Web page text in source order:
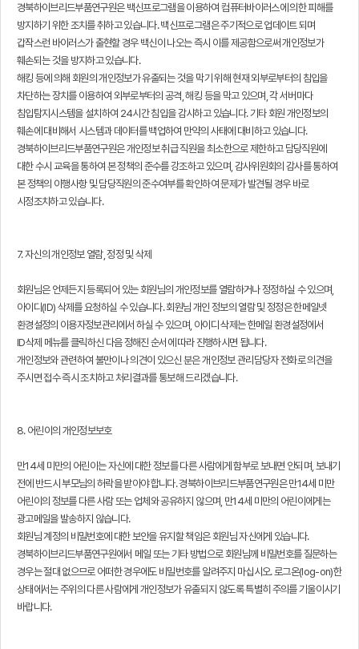
경북하이브리드부품연구원은 백신프로그램을 이용하여 컴퓨터바이러스에 의한 피해를
방지하기 위한 조치를 취하고 있습니다. 백신프로그램은 주기적으로 업데이트 되며
갑작스런 바이러스가 출현할 경우 백신이 나오는 즉시 이를 제공함으로써 개인정보가
훼손되는 것을 방지하고 있습니다.
해킹 등에 의해 회원의 개인정보가 유출되는 것을 막기 위해 현재 외부로부터의 침입을
차단하는 장치를 이용하여 외부로부터의 공격, 해킹 등을 막고 있으며, 각 서버마다
침입탐지시스템을 설치하여 24시간 침입을 감시하고 있습니다. 기타 회원 개인정보의
훼손에 대비해서 시스템과 데이터를 백업하여 만약의 사태에 대비하고 있습니다.
경북하이브리드부품연구원은 개인정보 취급 직원을 최소한으로 제한하고 담당직원에
대한 수시 교육을 통하여 본 정책의 준수를 강조하고 있으며, 감사위원회의 감사를 통하여
본 정책의 이행사항 및 담당직원의 준수여부를 확인하여 문제가 발견될 경우 바로
시정조치하고 있습니다.
7. 자신의 개인정보 열람, 정정 및 삭제
회원님은 언제든지 등록되어 있는 회원님의 개인정보를 열람하거나 정정하실 수 있으며,
아이디(ID) 삭제를 요청하실 수 있습니다. 회원님 개인 정보의 열람 및 정정은 한메일넷
환경설정의 이용자정보관리에서 하실 수 있으며, 아이디 삭제는 한메일 환경설정에서
ID삭제 메뉴를 클릭하신 다음 정해진 순서에 따라 진행하시면 됩니다.
개인정보와 관련하여 불만이나 의견이 있으신 분은 개인정보 관리담당자 전화로 의견을
주시면 접수 즉시 조치하고 처리결과를 통보해 드리겠습니다.
8. 어린이의 개인정보보호
만14세 미만의 어린이는 자신에 대한 정보를 다른 사람에게 함부로 보내면 안되며, 보내기
전에 반드시 부모님의 허락을 받아야 합니다. 경북하이브리드부품연구원은 만14세 미만
어린이의 정보를 다른 사람 또는 업체와 공유하지 않으며, 만14세 미만의 어린이에게는
광고메일을 발송하지 않습니다.
회원님 계정의 비밀번호에 대한 보안을 유지할 책임은 회원님 자신에게 있습니다.
경북하이브리드부품연구원에서 메일 또는 기타 방법으로 회원님께 비밀번호를 질문하는
경우는 절대 없으므로 어떠한 경우에도 비밀번호를 알려주지 마십시오. 로그온(log-on)한
상태에서는 주위의 다른 사람에게 개인정보가 유출되지 않도록 특별히 주의를 기울이시기
바랍니다.